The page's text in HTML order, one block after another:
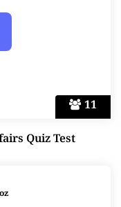
11
Quiz Test